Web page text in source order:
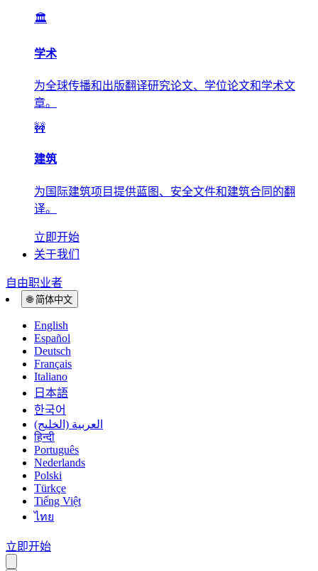
🏛️
学术
为全球传播和出版翻译研究论文、学位论文和学术文
章。
🚧
建筑
为国际建筑项目提供蓝图、安全文件和建筑合同的翻
译。
立即开始
关于我们
自由职业者
🌐 简体中文
English
Español
Deutsch
Français
Italiano
日本語
한국어
العربية (الخليج)
हिन्दी
Português
Nederlands
Polski
Türkçe
Tiếng Việt
ไทย
立即开始